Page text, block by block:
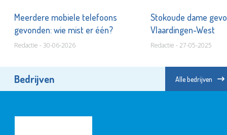
Meerdere mobiele telefoons
gevonden: wie mist er één?
Redactie - 30-06-2026
Stokoude dame
Vlaardingen-West
Redactie - 27-05-2025
Bedrijven Alle bedrijven